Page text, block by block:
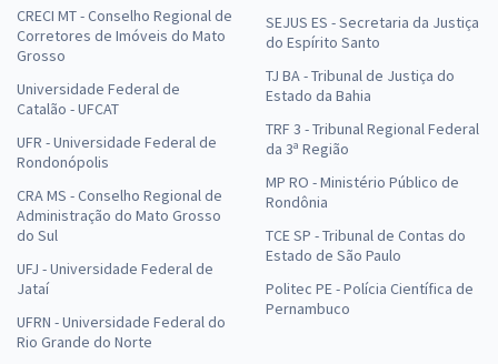
CRECI MT - Conselho Regional de
Corretores de Imóveis do Mato
Grosso
Universidade Federal de
Catalão - UFCAT
UFR - Universidade Federal de
Rondonópolis
CRA MS - Conselho Regional de
Administração do Mato Grosso
do Sul
UFJ - Universidade Federal de
Jataí
UFRN - Universidade Federal do
Rio Grande do Norte
SEJUS ES - Secretaria da Justiça
do Espírito Santo
TJ BA - Tribunal de Justiça do
Estado da Bahia
TRF 3 - Tribunal Regional Federal
da 3ª Região
MP RO - Ministério Público de
Rondônia
TCE SP - Tribunal de Contas do
Estado de São Paulo
Politec PE - Polícia Científica de
Pernambuco